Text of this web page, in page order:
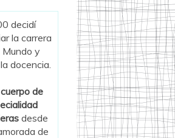
decidí
la carrera
y
docencia.
de
desde
de